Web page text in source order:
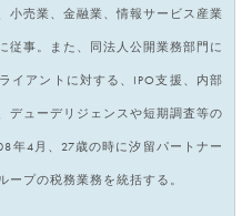
小売業、金融業、情報サービス産業
従事。また、同法人公開業務部門に
イアントに対する、IPO支援、内部
デューデリジェンスや短期調査等の
年4月、27歳の時に汐留パートナー
プの税務業務を統括する。